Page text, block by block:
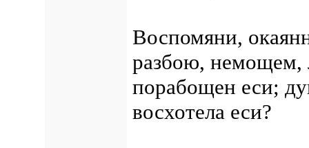
Воспомяни,
разбою, немощем,
порабощен еси;
восхотела еси?